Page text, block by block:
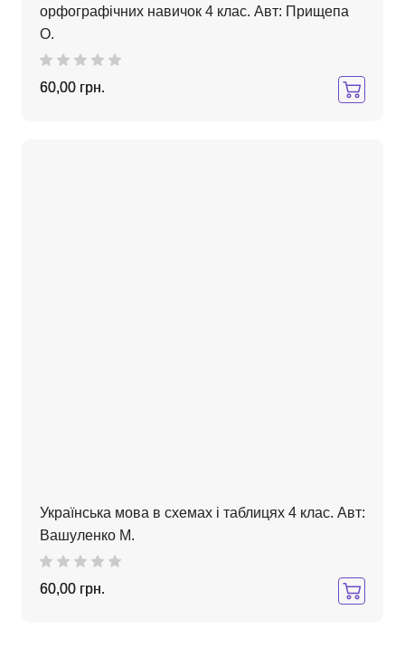
орфографічних навичок 4 клас. Авт: Прищепа
О.
60,00 грн.
Українська мова в схемах і таблицях 4 клас. Авт:
Вашуленко М.
60,00 грн.